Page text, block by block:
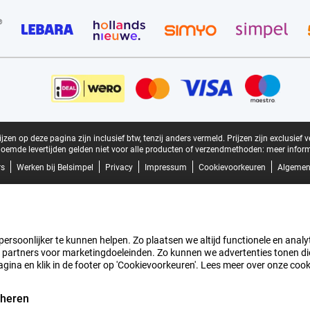
op deze pagina zijn inclusief btw, tenzij anders vermeld. Prijzen zijn exclusief
levertijden gelden niet voor alle producten of verzendmethoden: meer
Werken bij Belsimpel Privacy Impressum Cookievoorkeuren
te kunnen helpen. Zo plaatsen we altijd functionele en
voor marketingdoeleinden. Zo kunnen we advertenties tonen
en klik in de footer op 'Cookievoorkeuren'. Lees meer over onze